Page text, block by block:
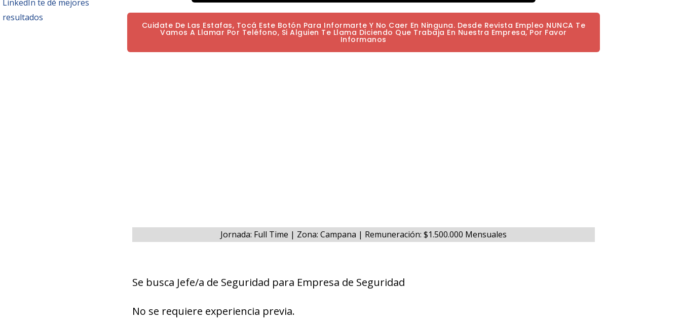
LinkedIn te dé mejores
resultados
Cuidate De Las Estafas, Tocá Este Botón Para Informarte Y No Caer En Ninguna. Desde Revista Empleo NUNCA Te
Vamos A Llamar Por Teléfono, Si Alguien Te Llama Diciendo Que Trabaja En Nuestra Empresa, Por Favor
Informanos
Jornada: Full Time | Zona: Campana | Remuneración: $1.500.000 Mensuales
Se busca Jefe/a de Seguridad para Empresa de Seguridad
No se requiere experiencia previa.